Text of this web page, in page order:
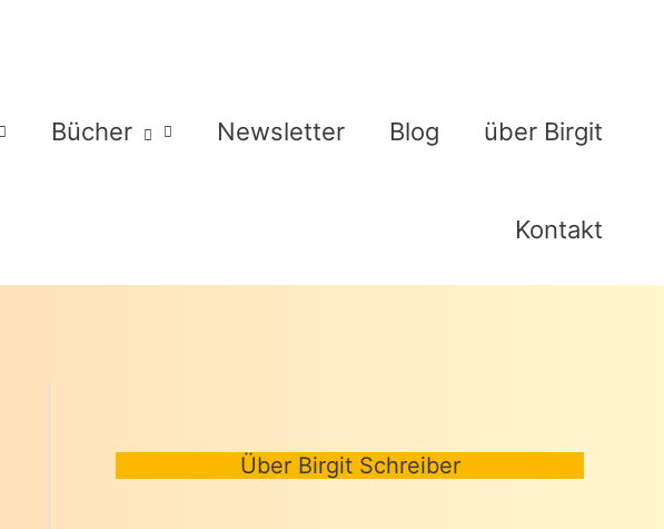
Bücher Newsletter Blog über Birgit
Kontakt
Über Birgit Schreiber